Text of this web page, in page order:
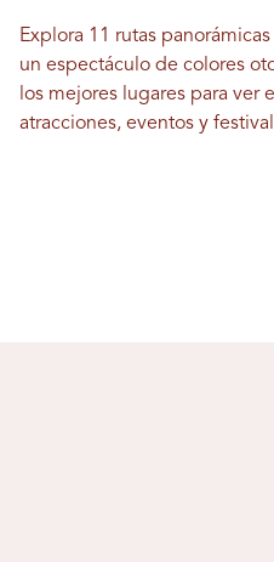
Explora 11 rutas
un espectáculo de colores
los mejores lugares para ver
atracciones, eventos y